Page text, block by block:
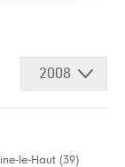
2008
le-Haut (39)